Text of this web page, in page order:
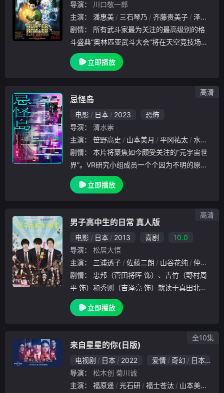
导演：
川口敬一郎
主演：
潘惠美 三石琴乃 齐藤贵美子
泽城美雪
剧情：
斗盛典“奥林匹亚武斗大会”将在天空竞技场拉
开序幕，小杰（潘惠美 配音）和奇犽（伊濑
茉莉也 配音）兴奋非常，坐在看台上准备为
立即播放
忌怪岛
电影 日本 2023
恐怖
导演：
清水崇
主演：
笹野高史 山本美月 平冈祐太
水石亚飞梦
剧情：
界”。VR研究小组成员一个个因为不明的原因
死亡，孤岛上“红色女”的咒怨被解禁，惨剧拉
开序幕。
立即播放
高清
男子高中生的日常 真人版
电影 日本 2013 喜剧
10.0
导演：
松居大悟
主演：
三浦透子 佐藤二朗 山谷花纯
仲野太贺
剧情：
平 饰）和秀则（吉泽亮 饰）就读于真田北男
校，平淡无奇的校园生活，三个好朋友插科打
诨，谈笑玩乐，干一些只有青春时期才会做的
立即播放
高清
来自星星的你(日版)
电视剧 日本 2022 爱情 奇幻
日本
导演：
松木创 菊川诚
主演：
福原遥 光石研 福士苍汰 山本美月
全10集